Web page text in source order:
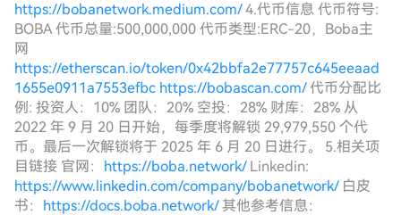
https://bobanetwork.medium.com/4.代币信息 代币符号:
BOBA 代币总量:500,000,000 代币类型:ERC-20，Boba主
网
https://etherscan.io/token/0x42bbfa2e77757c645eeaad
1655e0911a7553efbc https://bobascan.com/代币分配比
例: 投资人：10% 团队：20% 空投：28% 财库：28% 从
2022 年 9 月 20 日开始，每季度将解锁 29,979,550 个代
币。最后一次解锁将于 2025 年 6 月 20 日进行。 5.相关项
目链接 官网： https://boba.network/Linkedin:
https://www.linkedin.com/company/bobanetwork/白皮
书： https://docs.boba.network/其他参考信息：